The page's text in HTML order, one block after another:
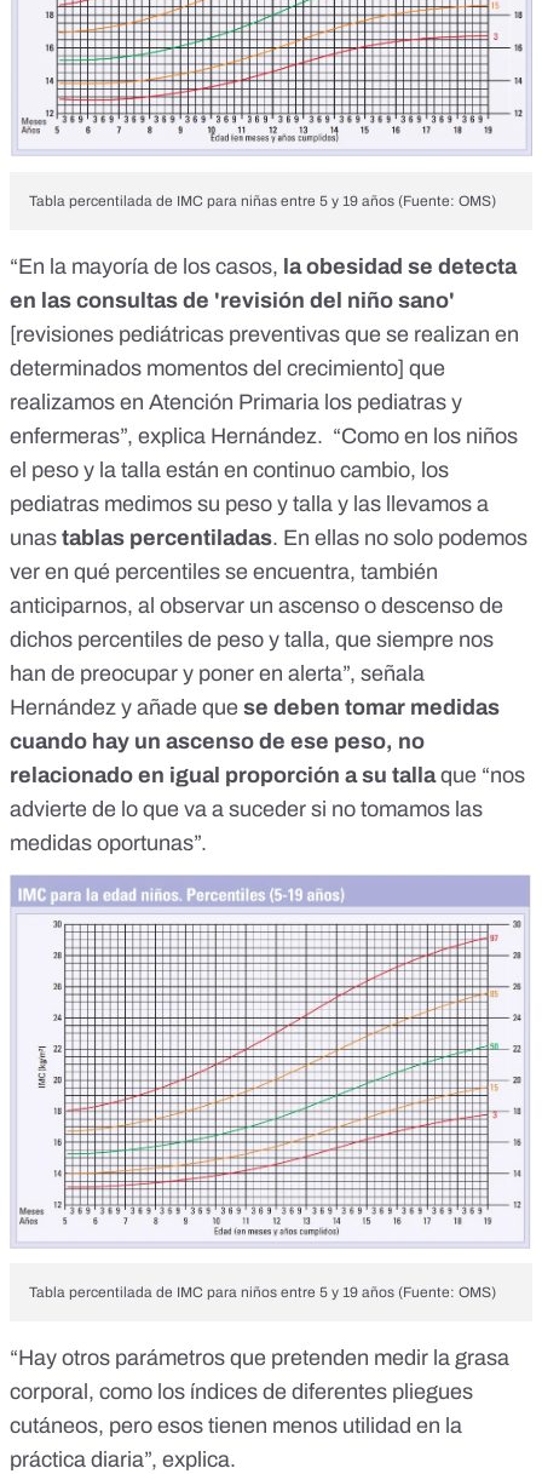
Tabla percentilada de IMC para niñas entre 5 y 19 años (Fuente: OMS)
“En la mayoría de los casos, la obesidad se detecta
en las consultas de 'revisión del niño sano'
[revisiones pediátricas preventivas que se realizan en
determinados momentos del crecimiento] que
realizamos en Atención Primaria los pediatras y
enfermeras”, explica Hernández. “Como en los niños
el peso y la talla están en continuo cambio, los
pediatras medimos su peso y talla y las llevamos a
unas tablas percentiladas. En ellas no solo podemos
ver en qué percentiles se encuentra, también
anticiparnos, al observar un ascenso o descenso de
dichos percentiles de peso y talla, que siempre nos
han de preocupar y poner en alerta”, señala
Hernández y añade que se deben tomar medidas
cuando hay un ascenso de ese peso, no
relacionado en igual proporción a su tallaque “nos
advierte de lo que va a suceder si no tomamos las
medidas oportunas”.
Tabla percentilada de IMC para niños entre 5 y 19 años (Fuente: OMS)
“Hay otros parámetros que pretenden medir la grasa
corporal, como los índices de diferentes pliegues
cutáneos, pero esos tienen menos utilidad en la
práctica diaria”, explica.